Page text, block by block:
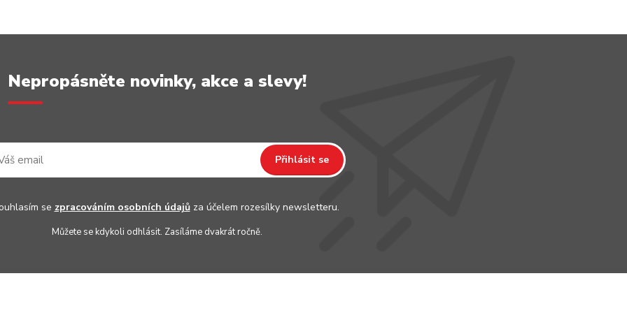
Nepropásněte novinky, akce a slevy!
Přihlásit se
se zpracováním osobních údajůza účelem rozesílky newsletteru.
Můžete se kdykoli odhlásit. Zasíláme dvakrát ročně.